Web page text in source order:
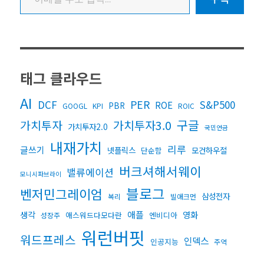
태그 클라우드
AI DCF GOOGL KPI PBR PER ROE ROIC S&P500
가치투자 가치투자2.0 가치투자3.0 구글 국민연금
글쓰기 내재가치 넷플릭스 단순함 리루 모건하우절
모니시파브라이 밸류에이션 버크셔해서웨이
벤저민그레이엄
복리 블로그 빌애크먼 삼성전자
생각 성장주 애스워드다모다란 애플 엔비디아 영화
워드프레스 워런버핏 인공지능 인덱스 주역